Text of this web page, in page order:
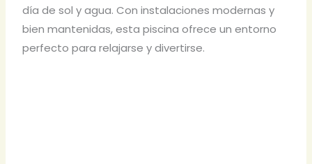
día de sol y agua. Con instalaciones modernas y
bien mantenidas, esta piscina ofrece un entorno
perfecto para relajarse y divertirse.